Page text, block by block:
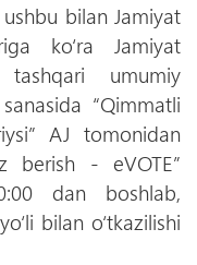
bilan Jamiyat
ko‘ra Jamiyat
tashqari umumiy
“Qimmatli
AJ tomonidan
berish - eVOTE”
dan boshlab,
bilan o‘tkazilishi